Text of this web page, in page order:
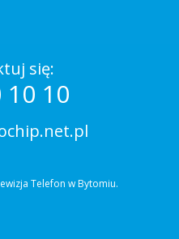
się:
10 10
Telefon w Bytomiu.